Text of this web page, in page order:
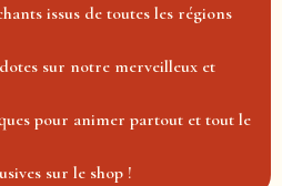
issus de toutes les régions
sur notre merveilleux et
pour animer partout et tout le
sur le shop !